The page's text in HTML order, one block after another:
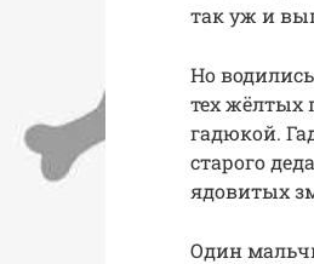
так уж и
Но
тех жёлтых
гадюкой.
старого
ядовитых
Один